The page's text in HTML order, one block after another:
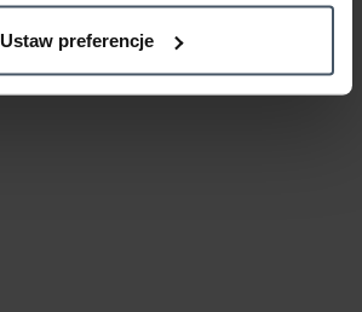
Ustaw preferencje